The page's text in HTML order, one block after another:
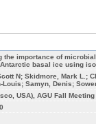
the importance of
basal ice using
N; Skidmore, Mark L.;
Louis; Samyn, Denis;
USA), AGU Fall